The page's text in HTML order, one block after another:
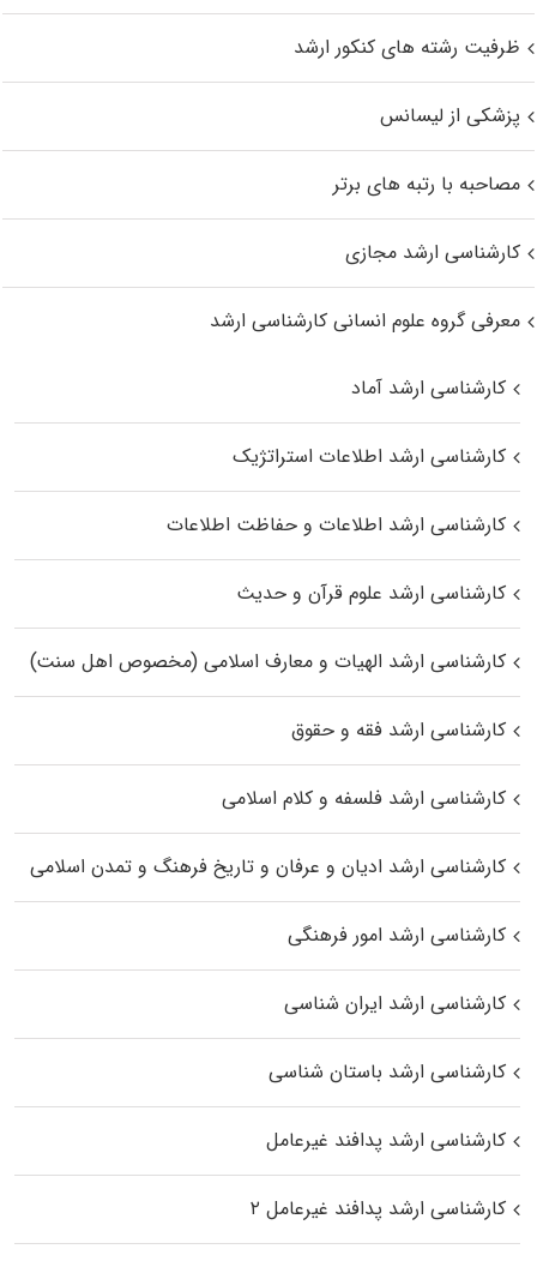
ظرفیت رشته های کنکور ارشد
پزشکی از لیسانس
مصاحبه با رتبه های برتر
کارشناسی ارشد مجازی
معرفی گروه علوم انسانی کارشناسی ارشد
کارشناسی ارشد آماد
کارشناسی ارشد اطلاعات استراتژیک
کارشناسی ارشد اطلاعات و حفاظت اطلاعات
کارشناسی ارشد علوم قرآن و حدیث
کارشناسی ارشد الهیات و معارف اسلامی (مخصوص اهل سنت)
کارشناسی ارشد فقه و حقوق
کارشناسی ارشد فلسفه و کلام اسلامی
کارشناسی ارشد ادیان و عرفان و تاریخ فرهنگ و تمدن اسلامی
کارشناسی ارشد امور فرهنگی
کارشناسی ارشد ایران شناسی
کارشناسی ارشد باستان شناسی
کارشناسی ارشد پدافند غیرعامل
کارشناسی ارشد پدافند غیرعامل ۲